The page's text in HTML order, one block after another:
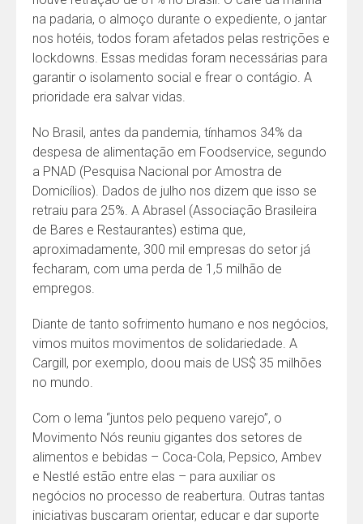
na padaria, o almoço durante o expediente, o jantar
nos hotéis, todos foram afetados pelas restrições e
lockdowns. Essas medidas foram necessárias para
garantir o isolamento social e frear o contágio. A
prioridade era salvar vidas.
No Brasil, antes da pandemia, tínhamos 34% da
despesa de alimentação em Foodservice, segundo
a PNAD (Pesquisa Nacional por Amostra de
Domicílios). Dados de julho nos dizem que isso se
retraiu para 25%. A Abrasel (Associação Brasileira
de Bares e Restaurantes) estima que,
aproximadamente, 300 mil empresas do setor já
fecharam, com uma perda de 1,5 milhão de
empregos.
Diante de tanto sofrimento humano e nos negócios,
vimos muitos movimentos de solidariedade. A
Cargill, por exemplo, doou mais de US$ 35 milhões
no mundo.
Com o lema “juntos pelo pequeno varejo”, o
Movimento Nós reuniu gigantes dos setores de
alimentos e bebidas – Coca-Cola, Pepsico, Ambev
e Nestlé estão entre elas – para auxiliar os
negócios no processo de reabertura. Outras tantas
iniciativas buscaram orientar, educar e dar suporte